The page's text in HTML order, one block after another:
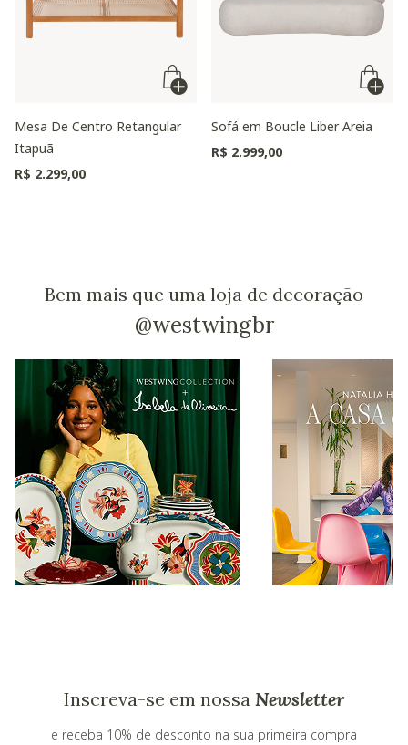
Mesa De Centro Retangular
Itapuã
R$ 2.299,00
Sofá em Boucle Liber Areia
R$ 2.999,00
Bem mais que uma loja de decoração
@westwingbr
Inscreva-se em nossa Newsletter
e receba 10% de desconto na sua primeira compra